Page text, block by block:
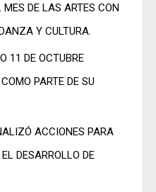
DE LAS ARTES CON
Y CULTURA.
11 DE OCTUBRE
PARTE DE SU
ACCIONES PARA
DESARROLLO DE